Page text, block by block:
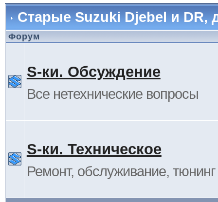
Старые Suzuki Djebel и DR,
Форум
S-ки. Обсуждение
Все нетехнические вопросы
S-ки. Техническое
Ремонт, обслуживание, тюнинг